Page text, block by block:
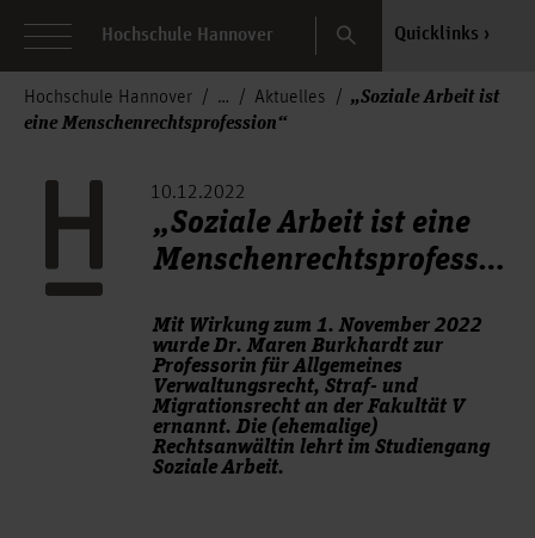
Hochschule Hannover Search Quicklinks
Hochschule Hannover Aktuelles
„Soziale Arbeit ist
eine Menschenrechtsprofession“
10.12.2022
„Soziale Arbeit ist eine
Menschenrechtsprofession“
Mit Wirkung zum 1. November 2022
wurde Dr. Maren Burkhardt zur
Professorin für Allgemeines
Verwaltungsrecht, Straf- und
Migrationsrecht an der Fakultät V
ernannt. Die (ehemalige)
Rechtsanwältin lehrt im Studiengang
Soziale Arbeit.